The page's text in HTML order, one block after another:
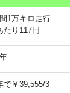
1万キロ走行
たり117円
で￥39,555/3